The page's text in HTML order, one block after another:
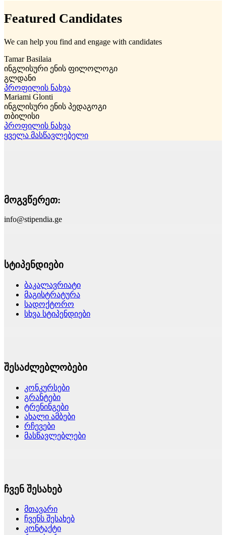
Featured Candidates
We can help you find and engage with candidates
Tamar Basilaia
ინგლისური ენის ფილოლოგი
გლდანი
პროფილის ნახვა
Mariami Glonti
ინგლისური ენის პედაგოგი
თბილისი
პროფილის ნახვა
ყველა მასწავლებელი
მოგვწერეთ:
info@stipendia.ge
სტიპენდიები
ბაკალავრიატი
მაგისტრატურა
სადოქტორო
სხვა სტიპენდიები
შესაძლებლობები
კონკურსები
გრანტები
ტრენინგები
ახალი ამბები
რჩევები
მასწავლებლები
ჩვენ შესახებ
მთავარი
ჩვენს შესახებ
კონტაქტი